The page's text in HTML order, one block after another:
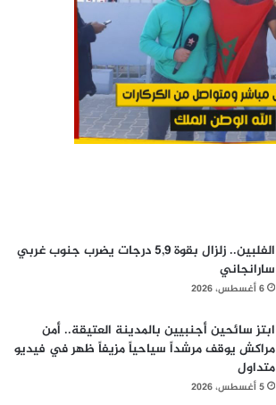
الفلبين.. زلزال بقوة 5,9 درجات يضرب جنوب غربي
سارانجاني
6 أغسطس، 2026
ابتز سائحين أجنبيين بالمدينة العتيقة.. أمن
مراكش يوقف مرشداً سياحياً مزيفاً ظهر في فيديو
متداول
5 أغسطس، 2026